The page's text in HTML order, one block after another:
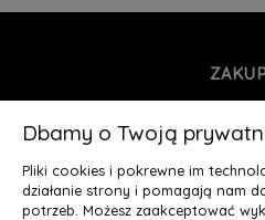
MOJE
Dbamy o Twoją
Pliki cookies i pokrewne im
działanie strony i pomagają nam
potrzeb. Możesz zaakceptować